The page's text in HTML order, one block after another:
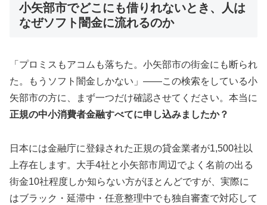
小矢部市でどこにも借りれないとき、人は
なぜソフト闇金に流れるのか
「プロミスもアコムも落ちた。小矢部市の街金にも断られ
た。もうソフト闇金しかない」——この検索をしている小
矢部市の方に、まず一つだけ確認させてください。本当に
正規の中小消費者金融すべてに申し込みましたか？
日本には金融庁に登録された正規の貸金業者が1,500社以
上存在します。大手4社と小矢部市周辺でよく名前の出る
街金10社程度しか知らない方がほとんどですが、実際に
はブラック・延滞中・任意整理中でも独自審査で対応して